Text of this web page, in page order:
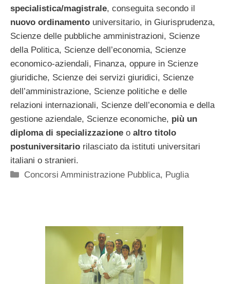
specialistica/magistrale, conseguita secondo il
nuovo ordinamento universitario, in Giurisprudenza,
Scienze delle pubbliche amministrazioni, Scienze
della Politica, Scienze dell’economia, Scienze
economico-aziendali, Finanza, oppure in Scienze
giuridiche, Scienze dei servizi giuridici, Scienze
dell’amministrazione, Scienze politiche e delle
relazioni internazionali, Scienze dell’economia e della
gestione aziendale, Scienze economiche, più un
diploma di specializzazione o altro titolo
postuniversitario rilasciato da istituti universitari
italiani o stranieri.
Categorie
Concorsi Amministrazione Pubblica, Puglia